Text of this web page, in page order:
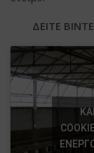
ΔΕΙΤΕ